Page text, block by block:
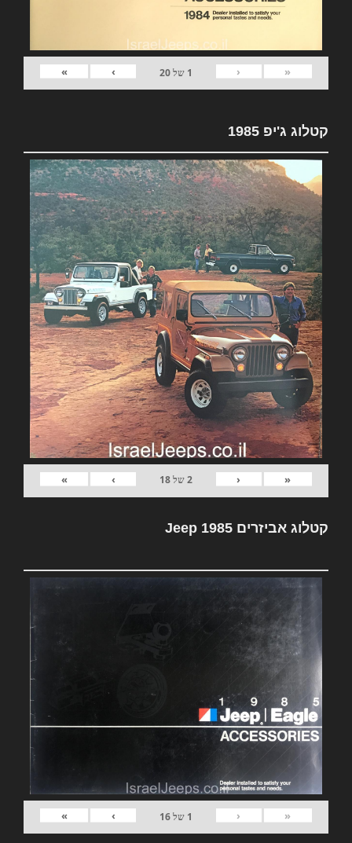
«
‹
1 של20
›
»
קטלוג ג'יפ 1985
«
‹
2של18
›
»
קטלוג אביזרים Jeep 1985
«
‹
1 של16
›
»